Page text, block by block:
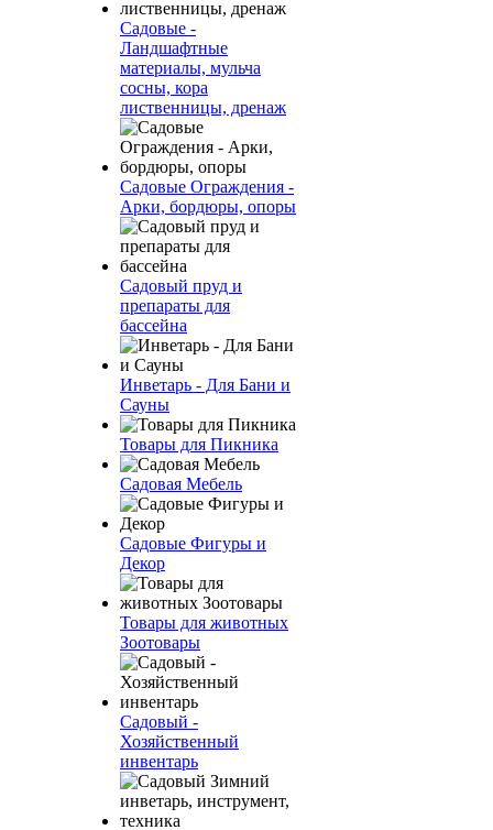
Садовые -
Ландшафтные
материалы, мульча
сосны, кора
лиственницы, дренаж
Садовые Ограждения -
Арки, бордюры, опоры
Садовый пруд и
препараты для
бассейна
Инветарь - Для Бани и
Сауны
Товары для Пикника
Садовая Мебель
Садовые Фигуры и
Декор
Товары для животных
Зоотовары
Садовый -
Хозяйственный
инвентарь